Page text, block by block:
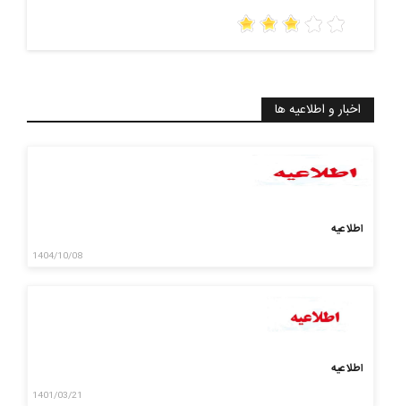
اخبار و اطلاعیه ها
اطلاعیه
1404/10/08
اطلاعیه
1401/03/21